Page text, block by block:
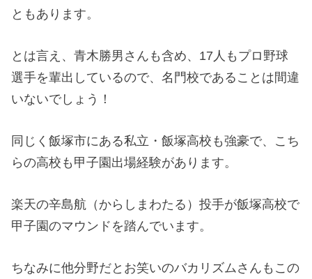
ともあります。
とは言え、青木勝男さんも含め、17人もプロ野球
選手を輩出しているので、名門校であることは間違
いないでしょう！
同じく飯塚市にある私立・飯塚高校も強豪で、こち
らの高校も甲子園出場経験があります。
楽天の辛島航（からしまわたる）投手が飯塚高校で
甲子園のマウンドを踏んでいます。
ちなみに他分野だとお笑いのバカリズムさんもこの